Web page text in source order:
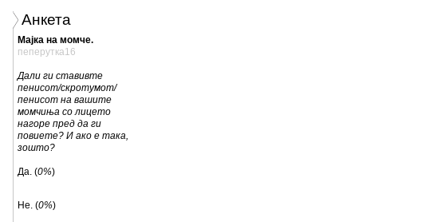
Анкета
Мајка на момче.
пеперутка16
Дали ги ставивте
пенисот/скротумот/
пенисот на вашите
момчиња со лицето
нагоре пред да ги
повиете? И ако е така,
зошто?
Да. (0%)
Не. (0%)